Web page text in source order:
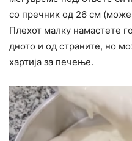
со пречник од 26 см
Плехот малку намастете
дното и од страните, но
хартија за печење.